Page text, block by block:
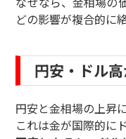
どの影響が複合的に
円安・ドル
円安と金相場の上昇
これは金が国際的に